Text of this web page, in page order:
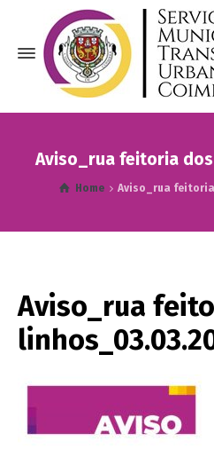
Aviso_rua feitoria
Home Aviso_rua
Aviso_rua